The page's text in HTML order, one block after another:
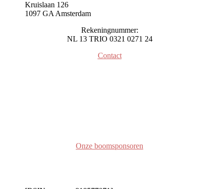
Kruislaan 126
1097 GA Amsterdam
Rekeningnummer:
NL 13 TRIO 0321 0271 24
Contact
Onze boomsponsoren